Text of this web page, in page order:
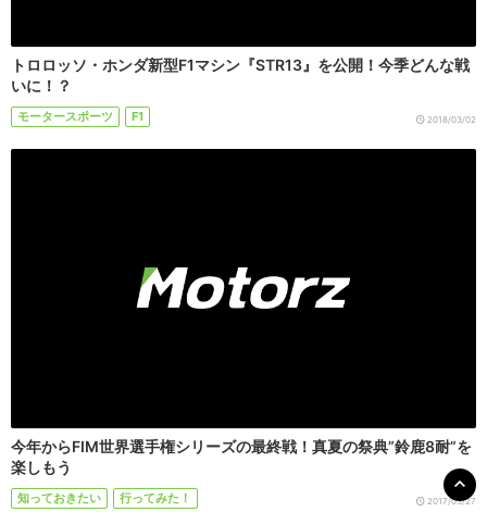
トロロッソ・ホンダ新型F1マシン『STR13』を公開！今季どんな戦
いに！？
モータースポーツ F1 2018/03/02
今年からFIM世界選手権シリーズの最終戦！真夏の祭典”鈴鹿8耐”を
楽しもう
知っておきたい 行ってみた！ 2017/03/27